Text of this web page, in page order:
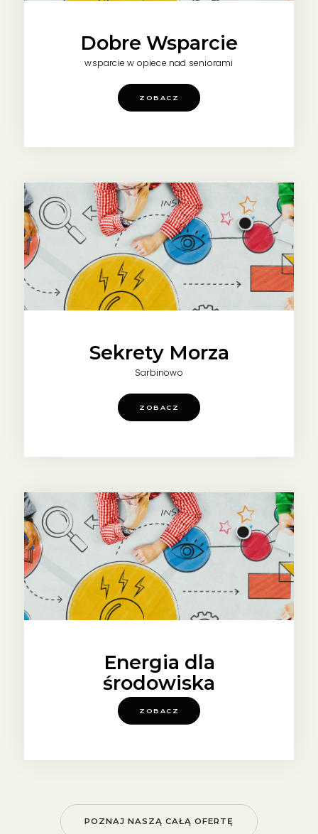
Dobre Wsparcie
wsparcie w opiece nad seniorami
ZOBACZ
Sekrety Morza
Sarbinowo
ZOBACZ
Energia dla
środowiska
ZOBACZ
POZNAJ NASZĄ CAŁĄ OFERTĘ